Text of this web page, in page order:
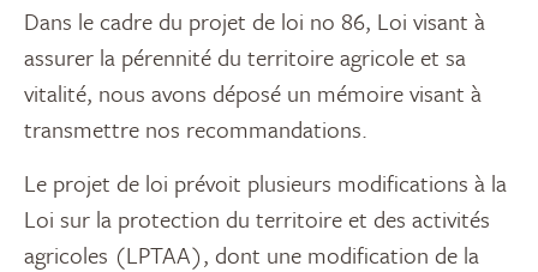
Dans le cadre du projet de loi no 86, Loi visant à
assurer la pérennité du territoire agricole et sa
vitalité, nous avons déposé un mémoire visant à
transmettre nos recommandations.
Le projet de loi prévoit plusieurs modifications à la
Loi sur la protection du territoire et des activités
agricoles (LPTAA), dont une modification de la